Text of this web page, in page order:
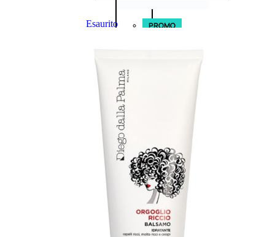
Esaurito PROMO
Fragranze
Donna
L’OCCITANE
FIORI
DI
Valutato